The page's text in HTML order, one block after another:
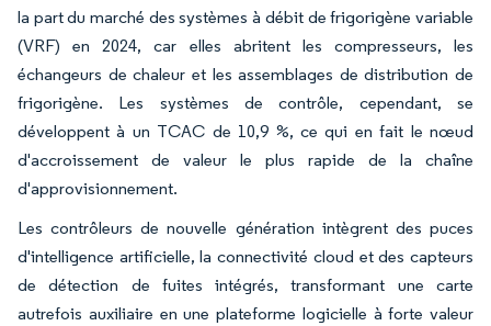
la part du marché des systèmes à débit de frigorigène variable
(VRF) en 2024, car elles abritent les compresseurs, les
échangeurs de chaleur et les assemblages de distribution de
frigorigène. Les systèmes de contrôle, cependant, se
développent à un TCAC de 10,9 %, ce qui en fait le nœud
d'accroissement de valeur le plus rapide de la chaîne
d'approvisionnement.
Les contrôleurs de nouvelle génération intègrent des puces
d'intelligence artificielle, la connectivité cloud et des capteurs
de détection de fuites intégrés, transformant une carte
autrefois auxiliaire en une plateforme logicielle à forte valeur